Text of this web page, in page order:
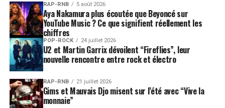
RAP-RNB 5 août 2026
Aya Nakamura plus écoutée que Beyoncé sur
YouTube Music ? Ce que signifient réellement les
chiffres
POP-ROCK 24 juillet 2026
U2 et Martin Garrix dévoilent “Fireflies”, leur
nouvelle rencontre entre rock et électro
RAP-RNB 21 juillet 2026
Gims et Mauvais Djo misent sur l’été avec “Vive la
monnaie”